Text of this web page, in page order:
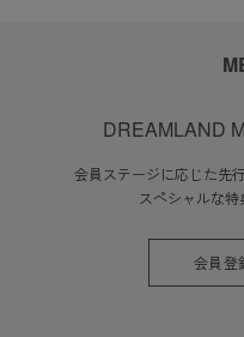
DREAMLAND
会員ステージに応じた先
スペシャルな特
会員登